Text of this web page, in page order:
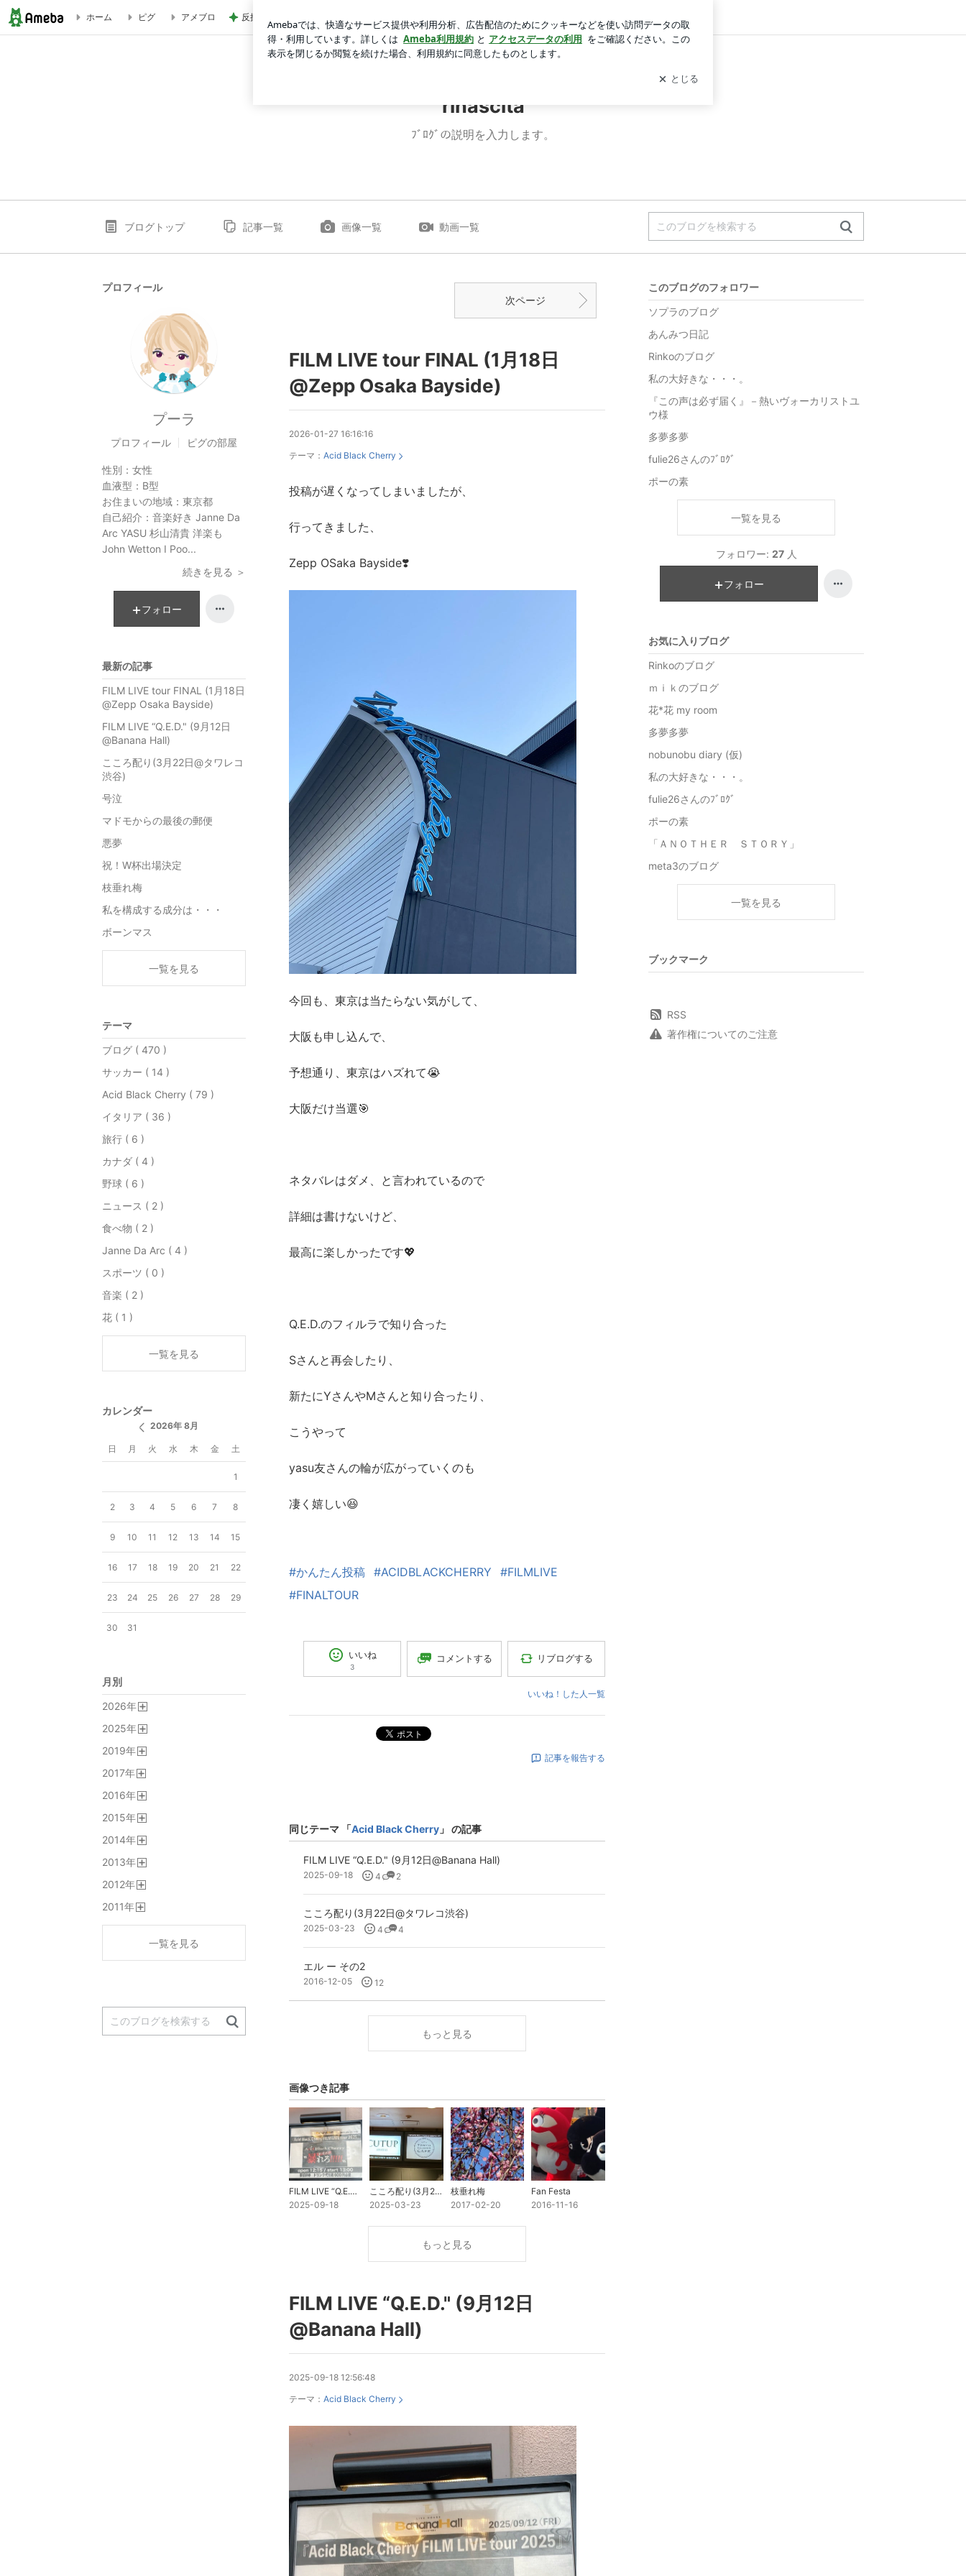
ホーム ピグ アメブロ 反抗期の娘が行きたくない韓国旅行 ログイン
rinascita
ﾌﾞﾛｸﾞの説明を入力します。
ブログトップ 記事一覧 画像一覧 動画一覧
次ページ
FILM LIVE tour FINAL (1月18日
@Zepp Osaka Bayside)
2026-01-27 16:16:16
テーマ： Acid Black Cherry
投稿が遅くなってしまいましたが、
行ってきました、
Zepp OSaka Bayside❣️
今回も、東京は当たらない気がして、
大阪も申し込んで、
予想通り、東京はハズれて😭
大阪だけ当選🎯
ネタバレはダメ、と言われているので
詳細は書けないけど、
最高に楽しかったです💖
Q.E.D.のフィルラで知り合った
Sさんと再会したり、
新たにYさんやMさんと知り合ったり、
こうやって
yasu友さんの輪が広がっていくのも
凄く嬉しい😆
#かんたん投稿 #ACIDBLACKCHERRY
#FILMLIVE
#FINALTOUR
いいね
3
コメントする リブログする
いいね！した人一覧
ポスト
記事を報告する
同じテーマ 「Acid Black Cherry 」 の記事
FILM LIVE “Q.E.D." (9月12日@Banana Hall)
2025-09-18 4 2
こころ配り(3月22日@タワレコ渋谷)
2025-03-23 4 4
エル ー その2
2016-12-05 12
もっと見る
画像つき記事
FILM LIVE “Q.E.D." (9月12日@Banana Hall)
2025-09-18
こころ配り(3月22日@タワレコ渋谷)
2025-03-23
枝垂れ梅
2017-02-20
Fan Festa
2016-11-16
もっと見る
FILM LIVE “Q.E.D." (9月12日
@Banana Hall)
2025-09-18 12:56:48
テーマ： Acid Black Cherry
このブログのフォロワー
ソプラのブログ
あんみつ日記
Rinkoのブログ
私の大好きな・・・。
『この声は必ず届く』－熱いヴォーカリストユ
ウ様
多夢多夢
fulie26さんのﾌﾞﾛｸﾞ
ポーの素
一覧を見る
フォロワー: 27 人
フォロー
お気に入りブログ
Rinkoのブログ
ｍｉｋのブログ
花*花 my room
多夢多夢
nobunobu diary (仮)
私の大好きな・・・。
fulie26さんのﾌﾞﾛｸﾞ
ポーの素
「ＡＮＯＴＨＥＲ ＳＴＯＲＹ」
meta3のブログ
一覧を見る
ブックマーク
RSS
著作権についてのご注意
プロフィール
プーラ
プロフィール ピグの部屋
性別： 女性
血液型： B型
お住まいの地域： 東京都
自己紹介： 音楽好き Janne Da
Arc YASU 杉山清貴 洋楽も
John Wetton I Poo...
続きを見る ＞
フォロー
最新の記事
FILM LIVE tour FINAL (1月18日
@Zepp Osaka Bayside)
FILM LIVE “Q.E.D." (9月12日
@Banana Hall)
こころ配り(3月22日@タワレコ
渋谷)
号泣
マドモからの最後の郵便
悪夢
祝！W杯出場決定
枝垂れ梅
私を構成する成分は・・・
ボーンマス
一覧を見る
テーマ
ブログ ( 470 )
サッカー ( 14 )
Acid Black Cherry ( 79 )
イタリア ( 36 )
旅行 ( 6 )
カナダ ( 4 )
野球 ( 6 )
ニュース ( 2 )
食べ物 ( 2 )
Janne Da Arc ( 4 )
スポーツ ( 0 )
音楽 ( 2 )
花 ( 1 )
一覧を見る
カレンダー
2026年 8月
日 月 火 水 木 金 土
1
2 3 4 5 6 7 8
9 10 11 12 13 14 15
16 17 18 19 20 21 22
23 24 25 26 27 28 29
30 31
月別
2026年
2025年
2019年
2017年
2016年
2015年
2014年
2013年
2012年
2011年
一覧を見る